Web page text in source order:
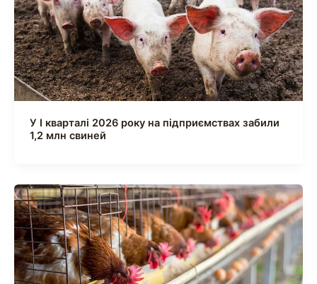
У І кварталі 2026 року на підприємствах забили
1,2 млн свиней